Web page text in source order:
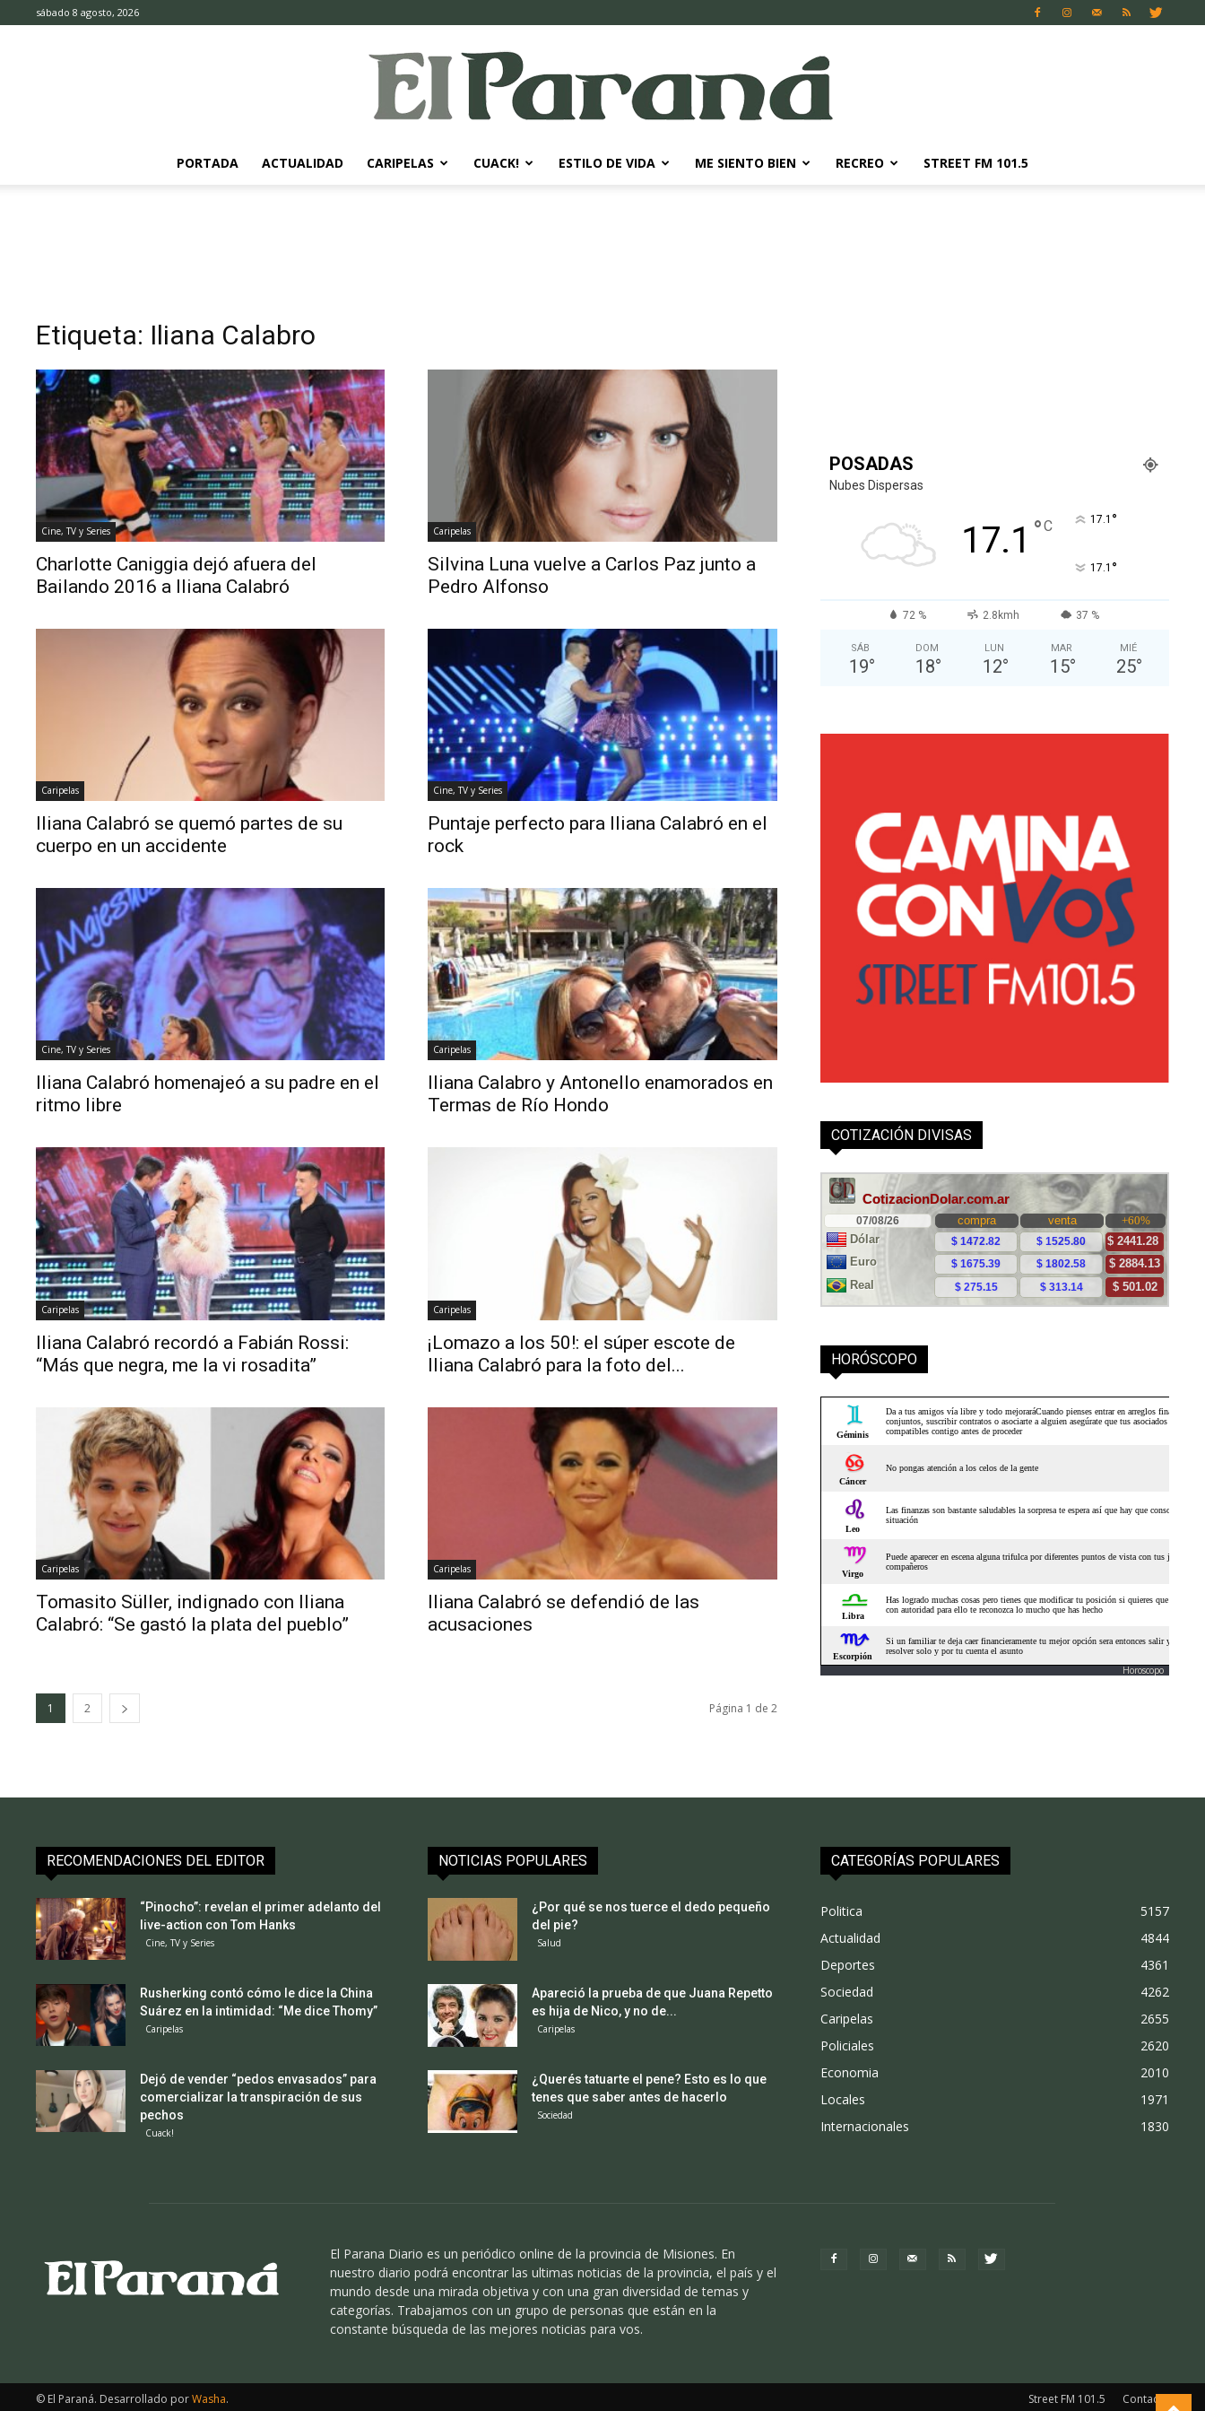
sábado 8 agosto, 2026
Diario
PORTADA ACTUALIDAD CARIPELAS CUACK! ESTILO DE VIDA ME SIENTO BIEN RECREO STREET FM 101.5
Etiqueta: Iliana Calabro
Cine, TV y Series
Charlotte Caniggia dejó afuera del
Bailando 2016 a Iliana Calabró
Caripelas
Silvina Luna vuelve a Carlos Paz junto a
Pedro Alfonso
Caripelas
Iliana Calabró se quemó partes de su
cuerpo en un accidente
Cine, TV y Series
Puntaje perfecto para Iliana Calabró en el
rock
Cine, TV y Series
Iliana Calabró homenajeó a su padre en el
ritmo libre
Caripelas
Iliana Calabro y Antonello enamorados en
Termas de Río Hondo
Caripelas
Iliana Calabró recordó a Fabián Rossi:
“Más que negra, me la vi rosadita”
Caripelas
¡Lomazo a los 50!: el súper escote de
Iliana Calabró para la foto del...
Caripelas
Tomasito Süller, indignado con Iliana
Calabró: “Se gastó la plata del pueblo”
Caripelas
Iliana Calabró se defendió de las
acusaciones
1 2 Página 1 de 2
POSADAS
Nubes Dispersas
17.1 °C 17.1 °
17.1 °
72 % 2.8kmh 37 %
SÁB
19°
DOM
18°
LUN
12°
MAR
15°
MIÉ
25°
COTIZACIÓN DIVISAS
HORÓSCOPO
Horoscopo
RECOMENDACIONES DEL EDITOR
“Pinocho”: revelan el primer adelanto del
live-action con Tom Hanks
Cine, TV y Series
Rusherking contó cómo le dice la China
Suárez en la intimidad: “Me dice Thomy”
Caripelas
Dejó de vender “pedos envasados” para
comercializar la transpiración de sus
pechos
Cuack!
NOTICIAS POPULARES
¿Por qué se nos tuerce el dedo pequeño
del pie?
Salud
Apareció la prueba de que Juana Repetto
es hija de Nico, y no de...
Caripelas
¿Querés tatuarte el pene? Esto es lo que
tenes que saber antes de hacerlo
Sociedad
CATEGORÍAS POPULARES
Politica
5157
Actualidad
4844
Deportes
4361
Sociedad
4262
Caripelas
2655
Policiales
2620
Economia
2010
Locales
1971
Internacionales
1830
El Parana Diario es un periódico online de la provincia de Misiones. En
nuestro diario podrá encontrar las ultimas noticias de la provincia, el país y el
mundo desde una mirada objetiva y con una gran diversidad de temas y
categorías. Trabajamos con un grupo de personas que están en la
constante búsqueda de las mejores noticias para vos.
Street FM 101.5 Contacto
© El Paraná. Desarrollado porWasha.